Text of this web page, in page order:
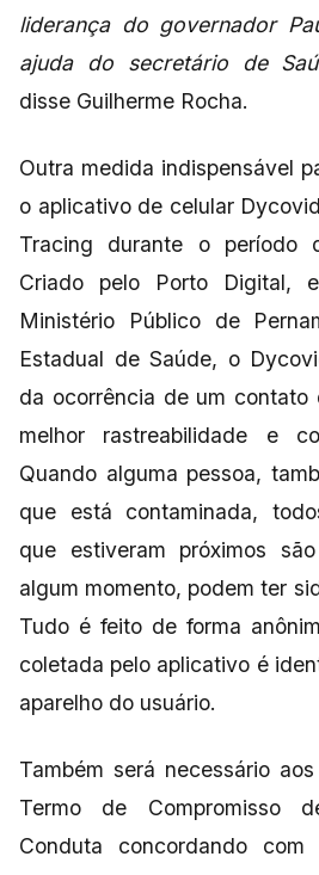
liderança do governador
ajuda do secretário de
disse Guilherme Rocha.
Outra medida indispensável
o aplicativo de celular
Tracing durante o período
Criado pelo Porto Digital,
Ministério Público de
Estadual de Saúde, o
da ocorrência de um
melhor rastreabilidade e
Quando alguma pessoa,
que está contaminada,
que estiveram próximos
algum momento, podem ter
Tudo é feito de forma
coletada pelo aplicativo é
aparelho do usuário.
Também será necessário
Termo de Compromisso
Conduta concordando